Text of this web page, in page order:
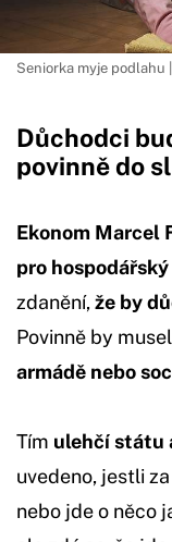
Seniorka myje podlahu
Důchodci
povinně do
Ekonom Marcel
pro
zdanění,že by
Povinně by
armádě nebo
Tím ulehčí státu
uvedeno, jestli
nebo jde o něco